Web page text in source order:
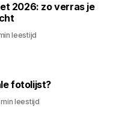
2026: zo verras je
leestijd
fotolijst?
min leestijd